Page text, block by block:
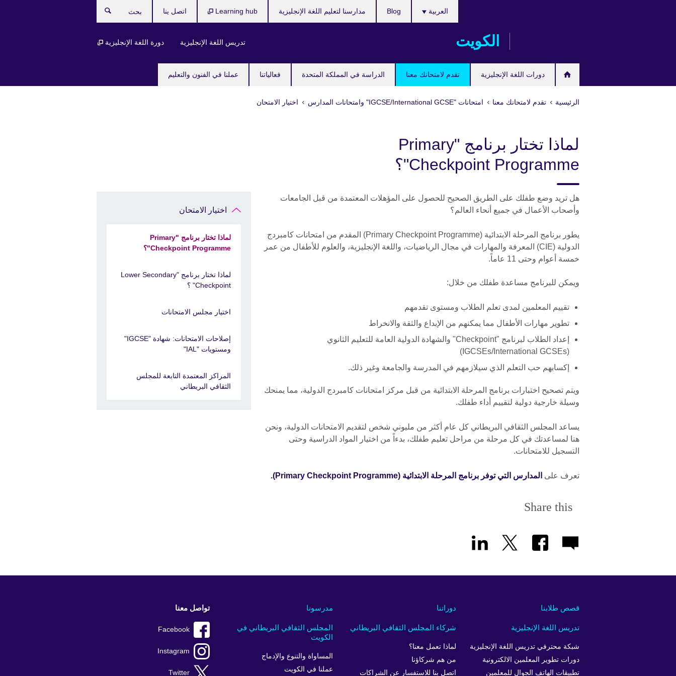
الكويت
دورات اللغة الإنجليزية تقدم لامتحانك معنا الدراسة في المملكة المتحدة فعالياتنا عملنا في الفنون والتعليم
العربية
تدريس اللغة الإنجليزية دورة اللغة الإنجليزية
Blog مدارسنا لتعليم اللغة الإنجليزية Learning hub اتصل ينا
الرئيسية تقدم لامتحانك معنا امتحانات "IGCSE/International GCSE" وامتحانات المدارس اختيار الامتحان
لماذا تختار برنامج "Primary
Checkpoint Programme"؟
هل تريد وضع طفلك على الطريق الصحيح للحصول على المؤهلات المعتمدة من قبل الجامعات
وأصحاب الأعمال في جميع أنحاء العالم؟
يطور برنامج المرحلة الابتدائية (Primary Checkpoint Programme) المقدم من امتحانات كامبردج
الدولية (CIE) المعرفة والمهارات في مجال الرياضيات، واللغة الإنجليزية، والعلوم للأطفال من عمر
خمسة أعوام وحتى 11 عاماً.
ويمكن للبرنامج مساعدة طفلك من خلال:
تقييم المعلمين لمدى تعلم الطلاب ومستوى تقدمهم
تطوير مهارات الأطفال مما يمكنهم من الإبداع والثقة والانخراط
إعداد الطلاب لبرنامج "Checkpoint" والشهادة الدولية العامة للتعليم الثانوي
(IGCSEs/International GCSEs)
إكسابهم حب التعلم الذي سيلازمهم في المدرسة والجامعة وغير ذلك.
ويتم تصحيح اختبارات برنامج المرحلة الابتدائية من قبل مركز امتحانات كامبردج الدولية، مما يمنحك
وسيلة خارجية دولية لتقييم أداء طفلك.
يساعد المجلس الثقافي البريطاني كل عام أكثر من مليوني شخص لتقديم الامتحانات الدولية، ونحن
هنا لمساعدتك في كل مرحلة من مراحل تعليم طفلك، بدءاً من اختيار المواد الدراسية وحتى
التسجيل للامتحانات.
تعرف على المدارس التي توفر برنامج المرحلة الابتدائية (Primary Checkpoint Programme).
Share this
اختيار الامتحان
لماذا تختار برنامج "Primary
Checkpoint Programme"؟
لماذا تختار برنامج "Lower Secondary
Checkpoint" ؟
اختيار مجلس الامتحانات
إصلاحات الامتحانات: شهادة "IGCSE"
ومستويات "IAL"
المراكز المعتمدة التابعة للمجلس
الثقافي البريطاني
مدرسونا دوراتنا قصص طلابنا
المجلس الثقافي البريطاني في
الكويت
المساواة والتنوع والإدماج
عملنا في الكويت
شركاء المجلس الثقافي البريطاني
لماذا تعمل معنا؟
من هم شركاؤنا
اتصل بنا للاستفسار عن الشراكات
تدريس اللغة الإنجليزية
شبكة محترفي تدريس اللغة الإنجليزية
دورات تطوير المعلمين الالكترونية
تطبيقات الهاتف الجوال للمعلمين
تواصل معنا
Facebook
Instagram
Twitter